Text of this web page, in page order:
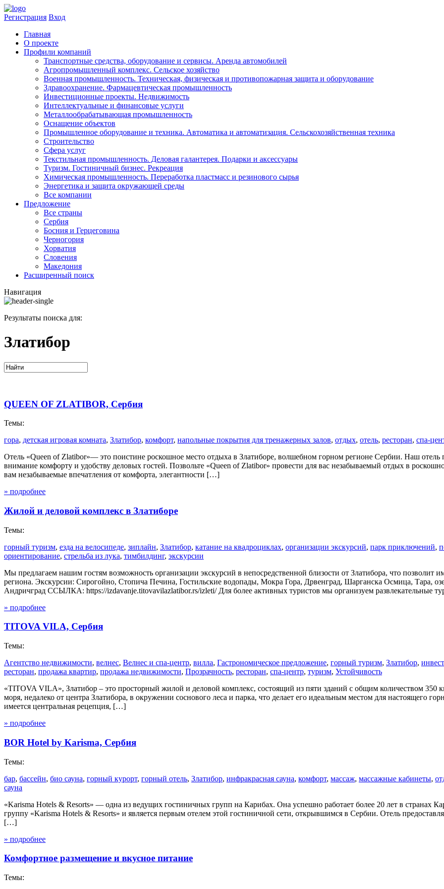
Регистрация Вход
Главная
​О проекте
Профили компаний
Транспортные средства, оборудование и сервисы. Аренда автомобилей
Агропромышленный комплекс. Сельское хозяйство
Военная промышленность. Техническая, физическая и противопожарная защита и оборудование
Здравоохранениe. Фармацевтическая промышленность
Инвестиционные проекты. Недвижимость
Интеллектуальные и финансовые услуги
Металлообрабатывающая промышленность
Оснащение объектов
Промышленное оборудование и техника. Автоматика и автоматизация. Сельскохозяйственная техника
Строительство
Сфера услуг
Текстильная промышленность. Деловая галантерея. Подарки и аксессуары
Туризм. Гостиничный бизнес. Рекреация
Химическая промышленность. Переработка пластмасс и резинового сырья
Энергетика и защита окружающей среды
Все компании
Предложение
Все страны
Сербия
Босния и Герцеговина
Черногория
Хорватия
Словения
Македония
Расширенный поиск
Навигация
Результаты поиска для:
Златибор
QUEEN OF ZLATIBOR, Сербия
Темы:
гора, детская игровая комната, Златибор, комфорт, напольные покрытия для тренажерных залов, отдых, отель, ресторан, спа-
Отель «Queen of Zlatibor»— это поистине роскошное место отдыха в Златиборе, волшебном горном регионе Сербии. Наш отель
внимание комфорту и удобству деловых гостей. Позвольте «Queen of Zlatibor» провести для вас незабываемый отдых в
вам незабываемые впечатления от комфорта, элегантности […]
» подробнее
Жилой и деловой комплекс в Златиборе
Темы:
горный туризм, езда на велосипеде, зиплайн, Златибор, катание на квадроциклах, организации экскурсий, парк приключений,
ориентирование, стрельба из лука, тимбилдинг, экскурсии
Мы предлагаем нашим гостям возможность организации экскурсий в непосредственной близости от Златибора, что позволит
региона. Экскурсии: Сирогойно, Стопича Печина, Гостильские водопады, Мокра Гора, Дрвенград, Шарганска Осмица, Тара,
Андричград ССЫЛКА: https://izdavanje.titovavilazlatibor.rs/izleti/ Для более активных туристов мы организуем развлекательные
» подробнее
TITOVA VILA, Сербия
Темы:
Aгентство недвижимости, велнес, Велнес и спа-центр, вилла, Гастрономическое предложение, горный туризм, Златибор,
ресторан, продажа квартир, продажа недвижимости, Прозрачность, ресторан, спа-центр, туризм, Устойчивость
«TITOVA VILA», Златибор – это просторный жилой и деловой комплекс, состоящий из пяти зданий с общим количеством 350
моря, недалеко от центра Златибора, в окружении соснового леса и парка, что делает его идеальным местом для настоящего
имеется центральная рецепция, […]
» подробнее
BOR Hotel by Karisma, Сербия
Темы:
бар, бассейн, био сауна, горный курорт, горный отель, Златибор, инфракрасная сауна, комфорт, массаж, массажные кабинеты,
сауна
«Karisma Hotels & Resorts» — одна из ведущих гостиничных групп на Карибах. Онa успешно работает более 20 лет в странах
группу «Karisma Hotels & Resorts» и является первым отелем этой гостиничной сети, открывшимся в Сербии. Отель
[…]
» подробнее
Комфортное размещение и вкусное питание
Темы: